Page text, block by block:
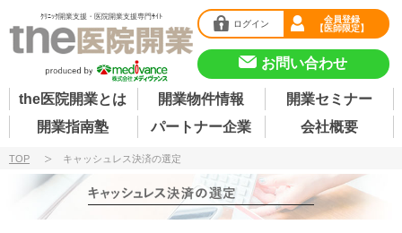
ｸﾘﾆｯｸ開業支援・医院開業支援専門ｻｲﾄ
ログイン
会員登録
【医師限定】
お問い合わせ
the医院開業とは 開業物件情報
開業セミナー
開業指南塾
パートナー企業 会社概要
TOP キャッシュレス決済の選定